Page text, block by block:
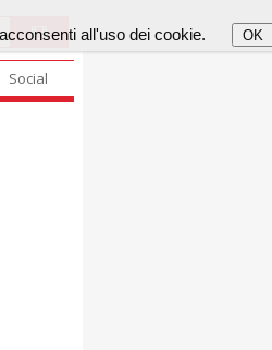
Social
all'uso dei cookie. OK